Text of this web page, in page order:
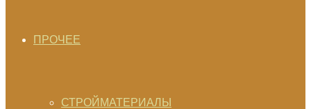
ПРОЧЕЕ
СТРОЙМАТЕРИАЛЫ